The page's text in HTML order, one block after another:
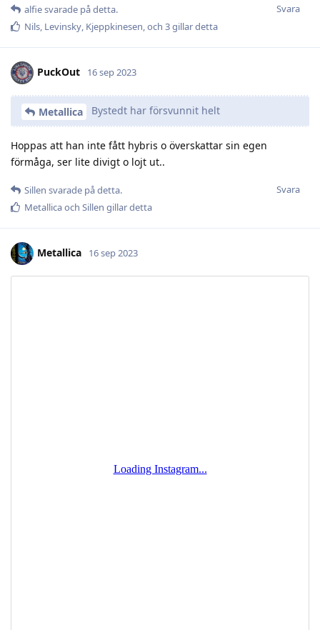
Svara
alfiesvarade på detta.
Nils, Levinsky, Kjeppkinesen, och 3gillar detta
PuckOut 16 sep 2023
Metallica Bystedt har försvunnit helt
Hoppas att han inte fått hybris o överskattar sin egen
förmåga, ser lite divigt o lojt ut..
Svara
Sillen svarade på detta.
Metallicaoch Sillen gillar detta
Metallica 16 sep 2023